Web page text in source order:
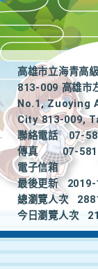
高雄市立海青高
813-009 高雄市
No.1, Zuoying
City 813-009,
聯絡電話
07-
傳真
07-
電子信箱
最後更新
總瀏覽人次
今日瀏覽人次